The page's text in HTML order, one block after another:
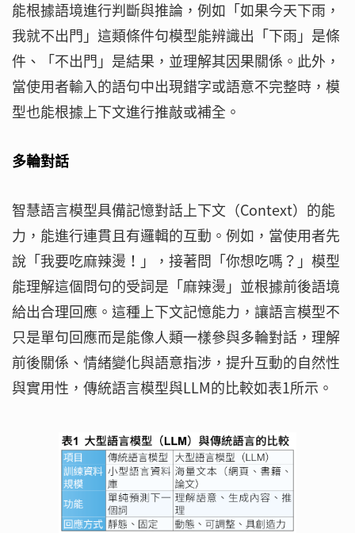
能根據語境進行判斷與推論，例如「如果今天下雨，
我就不出門」這類條件句模型能辨識出「下雨」是條
件、「不出門」是結果，並理解其因果關係。此外，
當使用者輸入的語句中出現錯字或語意不完整時，模
型也能根據上下文進行推敲或補全。
多輪對話
智慧語言模型具備記憶對話上下文（Context）的能
力，能進行連貫且有邏輯的互動。例如，當使用者先
說「我要吃麻辣燙！」，接著問「你想吃嗎？」模型
能理解這個問句的受詞是「麻辣燙」並根據前後語境
給出合理回應。這種上下文記憶能力，讓語言模型不
只是單句回應而是能像人類一樣參與多輪對話，理解
前後關係、情緒變化與語意指涉，提升互動的自然性
與實用性，傳統語言模型與LLM的比較如表1所示。